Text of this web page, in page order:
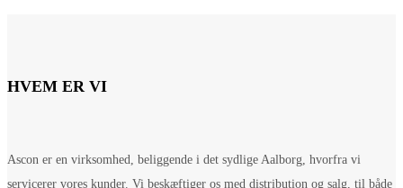
HVEM ER VI
Ascon er en virksomhed, beliggende i det sydlige Aalborg, hvorfra vi
servicerer vores kunder. Vi beskæftiger os med distribution og salg, til både